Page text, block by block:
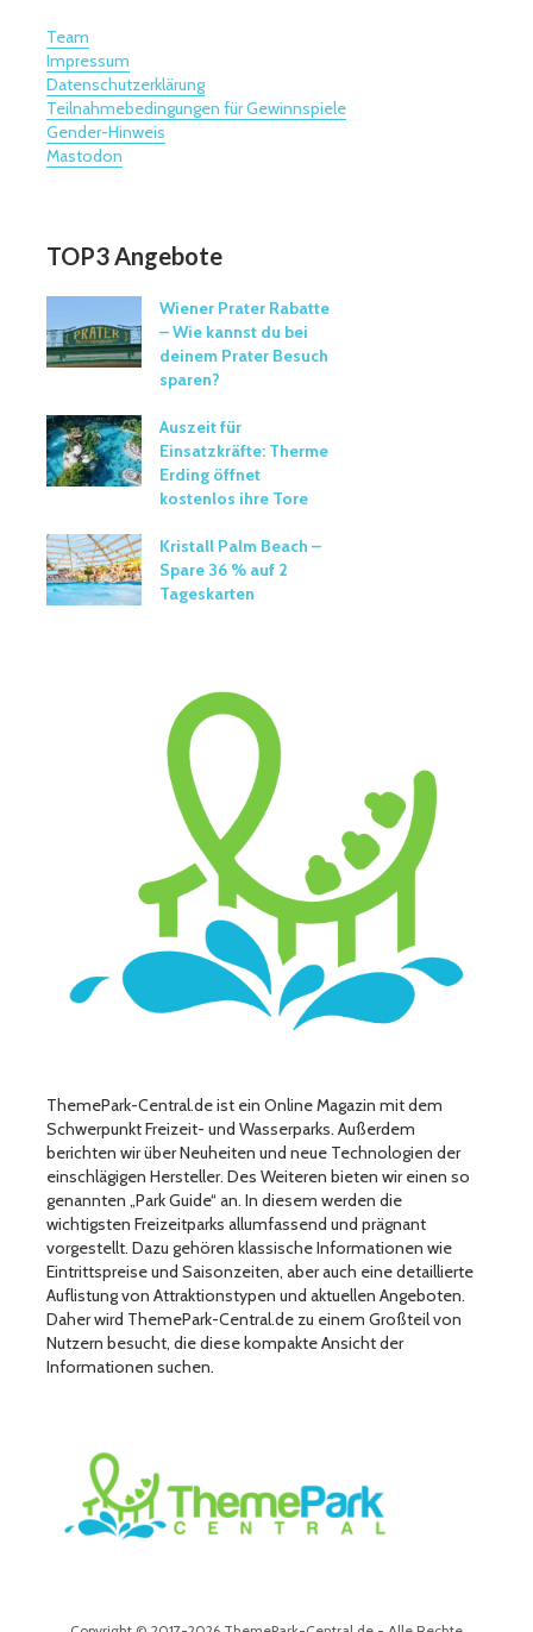
Team
Impressum
Datenschutzerklärung
Teilnahmebedingungen für Gewinnspiele
Gender-Hinweis
Mastodon
TOP3 Angebote
Wiener Prater Rabatte
– Wie kannst du bei
deinem Prater Besuch
sparen?
Auszeit für
Einsatzkräfte: Therme
Erding öffnet
kostenlos ihre Tore
Kristall Palm Beach –
Spare 36 % auf 2
Tageskarten
ThemePark-Central.de ist ein Online Magazin mit dem
Schwerpunkt Freizeit- und Wasserparks. Außerdem
berichten wir über Neuheiten und neue Technologien der
einschlägigen Hersteller. Des Weiteren bieten wir einen so
genannten „Park Guide“ an. In diesem werden die
wichtigsten Freizeitparks allumfassend und prägnant
vorgestellt. Dazu gehören klassische Informationen wie
Eintrittspreise und Saisonzeiten, aber auch eine detaillierte
Auflistung von Attraktionstypen und aktuellen Angeboten.
Daher wird ThemePark-Central.de zu einem Großteil von
Nutzern besucht, die diese kompakte Ansicht der
Informationen suchen.